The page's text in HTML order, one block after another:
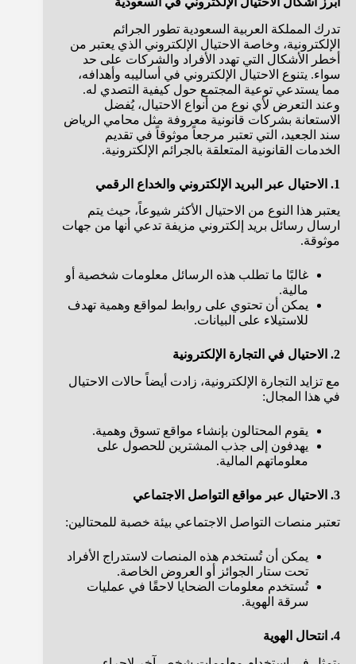
تدرك المملكة العربية السعودية تطور الجرائم
الإلكترونية، وخاصة الاحتيال الإلكتروني الذي يعتبر من
أخطر الأشكال التي تهدد الأفراد والشركات على حد
سواء. يتنوع الاحتيال الإلكتروني في أساليبه وأهدافه،
مما يستدعي توعية المجتمع حول كيفية التصدي له.
وعند التعرض لأي نوع من أنواع الاحتيال، يُفضل
الاستعانة بشركات قانونية معروفة مثل محامي الرياض
سند الجعيد، التي تعتبر مرجعاً موثوقاً في تقديم
الخدمات القانونية المتعلقة بالجرائم الإلكترونية.
1. الاحتيال عبر البريد الإلكتروني والخداع الرقمي
يعتبر هذا النوع من الاحتيال الأكثر شيوعاً، حيث يتم
ارسال رسائل بريد إلكتروني مزيفة تدعي أنها من جهات
موثوقة.
غالبًا ما تطلب هذه الرسائل معلومات شخصية أو
مالية.
يمكن أن تحتوي على روابط لمواقع وهمية تهدف
للاستيلاء على البيانات.
2. الاحتيال في التجارة الإلكترونية
مع تزايد التجارة الإلكترونية، زادت أيضاً حالات الاحتيال
في هذا المجال:
يقوم المحتالون بإنشاء مواقع تسوق وهمية.
يهدفون إلى جذب المشترين للحصول على
معلوماتهم المالية.
3. الاحتيال عبر مواقع التواصل الاجتماعي
تعتبر منصات التواصل الاجتماعي بيئة خصبة للمحتالين:
يمكن أن تُستخدم هذه المنصات لاستدراج الأفراد
تحت ستار الجوائز أو العروض الخاصة.
تُستخدم معلومات الضحايا لاحقًا في عمليات
سرقة الهوية.
4. انتحال الهوية